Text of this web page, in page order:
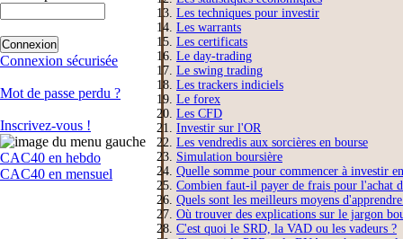
Connexion sécurisée
Mot de passe perdu ?
Inscrivez-vous !
CAC40 en hebdo
CAC40 en mensuel
Les techniques pour investir
Les warrants
Les certificats
Le day-trading
Le swing trading
Les trackers indiciels
Le forex
Les CFD
Investir sur l'OR
Les vendredis aux sorcières en bourse
Simulation boursière
Quelle somme pour commencer à investir
Combien faut-il payer de frais pour l'achat
Quels sont les meilleurs moyens
Où trouver des explications sur le jargon
C'est quoi le SRD, la VAD ou les vadeurs ?